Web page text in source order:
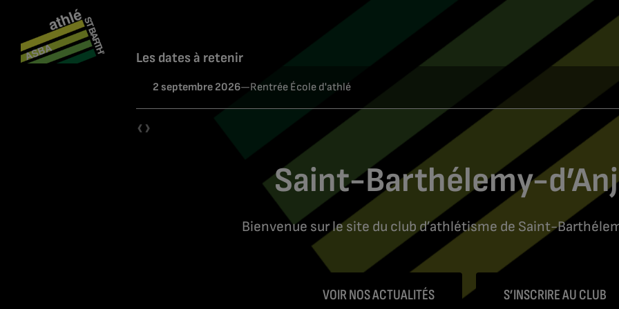
contenu
Les dates à retenir
2 septembre 2026—Rentrée École d'athlé
‹›
Saint-Barthélemy-
Bienvenue sur le site du club d’athlétisme de Saint-
VOIR NOS ACTUALITÉS S’INSCRIRE AU CLUB